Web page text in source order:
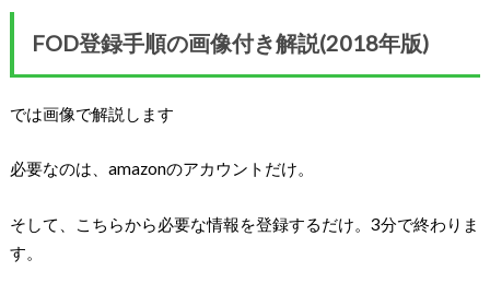
FOD登録手順の画像付き解説(2018年版)
では画像で解説します
必要なのは、amazonのアカウントだけ。
そして、こちらから必要な情報を登録するだけ。3分で終わりま
す。